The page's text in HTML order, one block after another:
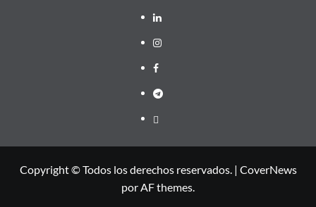
LinkedIn
Instagram
Facebook
Telegram
PayPal
Copyright © Todos los derechos reservados. | CoverNews
por AF themes.